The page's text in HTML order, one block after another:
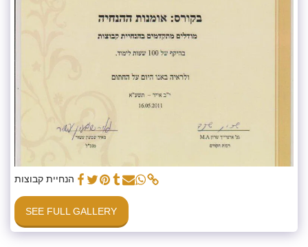
הנחיית קבוצות
SEE FULL GALLERY